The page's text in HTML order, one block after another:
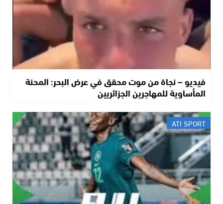
فيديو – نجاة من موت محقق في عرض البحر: المحنة
المأساوية للمهاجرين الجزائريين
ATI SPORT